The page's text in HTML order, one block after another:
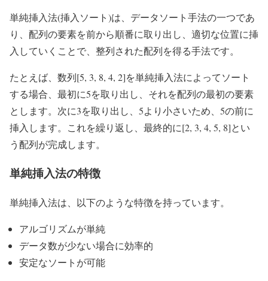
単純挿入法(挿入ソート)は、データソート手法の一つであ
り、配列の要素を前から順番に取り出し、適切な位置に挿
入していくことで、整列された配列を得る手法です。
たとえば、数列[5, 3, 8, 4, 2]を単純挿入法によってソート
する場合、最初に5を取り出し、それを配列の最初の要素
とします。次に3を取り出し、5より小さいため、5の前に
挿入します。これを繰り返し、最終的に[2, 3, 4, 5, 8]とい
う配列が完成します。
単純挿入法の特徴
単純挿入法は、以下のような特徴を持っています。
アルゴリズムが単純
データ数が少ない場合に効率的
安定なソートが可能